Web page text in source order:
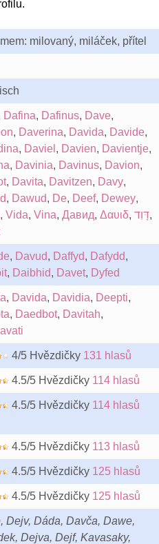
milovaný, miláček, přítel
Dafina, Dafinus, Dave,
, Daverina, Davida, Davide,
, Daviel , Davien, Davientje,
, Davinia, Davinus, Davion,
, Davita, Davitzen, Davy,
, Dawud, De, Deef, Dewey,
, Vida, Vina, Давид, Δαυιδ, דָּוִד,
, Davud, Daffyd, Dafydd,
, Daibhid, Davet, Dyfed
, Davida, Davidia, Deepti,
, Daedbot, Davitah,
4/5 Hvězdičky 131 hlasů
4.5/5 Hvězdičky 114 hlasů
4.5/5 Hvězdičky 114 hlasů
4.5/5 Hvězdičky 113 hlasů
4.5/5 Hvězdičky 125 hlasů
4.5/5 Hvězdičky 125 hlasů
Dejv, Dáda, Davča, Dawe,
Dejva, Dejf, Kavasaky,